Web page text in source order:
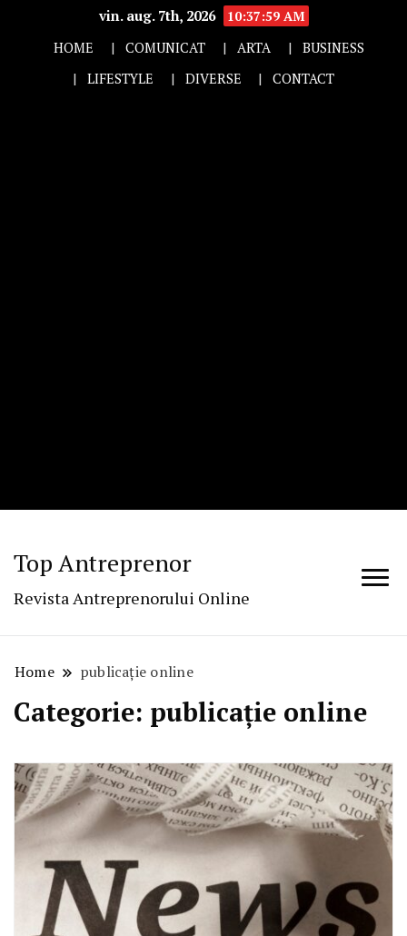
vin. aug. 7th, 2026
10:37:59 AM
HOME
COMUNICAT ARTA
BUSINESS
LIFESTYLE
DIVERSE CONTACT
Top Antreprenor
Revista Antreprenorului Online
Home publicație online
Categorie: publicație online